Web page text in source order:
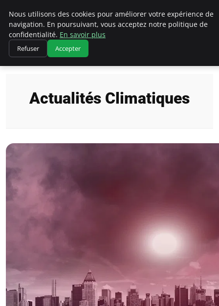
Climatedebtagents
Accueil Actualités Climatiques
Actualités Climatiques
Nous utilisons des cookies pour améliorer votre expérience de
navigation. En poursuivant, vous acceptez notre politique de
confidentialité. En savoir plus
Refuser Accepter